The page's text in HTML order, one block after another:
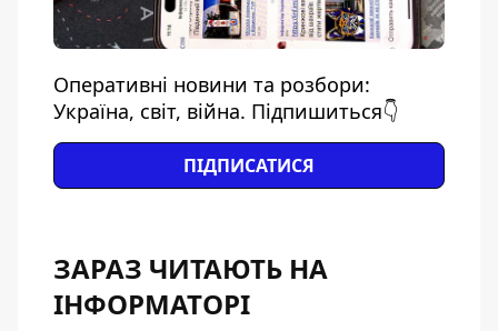
Оперативні новини та розбори:
Україна, світ, війна. Підпишиться👇
ПІДПИСАТИСЯ
ЗАРАЗ ЧИТАЮТЬ НА
ІНФОРМАТОРІ